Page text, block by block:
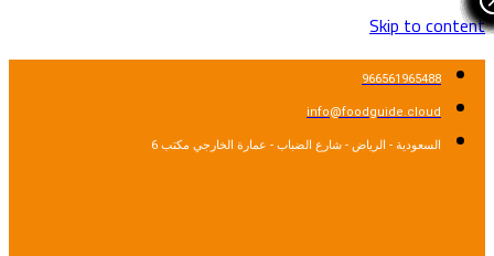
Skip to content
966561965488
info@foodguide.cloud
السعودية - الرياض - شارع الضباب - عمارة الخارجي مكتب 6